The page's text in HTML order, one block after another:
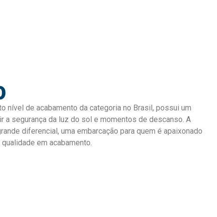
nível de acabamento da categoria no Brasil, possui um
a segurança da luz do sol e momentos de descanso. A
diferencial, uma embarcação para quem é apaixonado
em acabamento.